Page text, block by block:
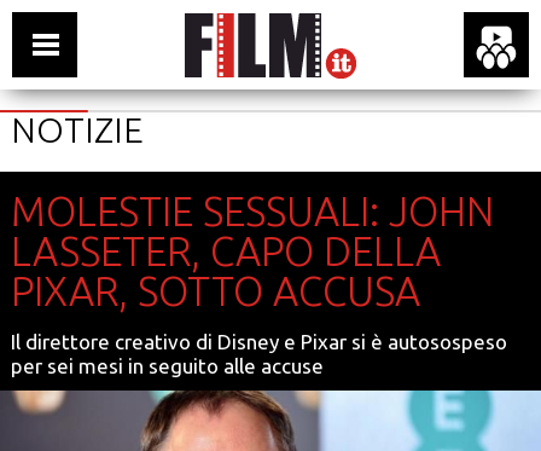
NOTIZIE
MOLESTIE SESSUALI: JOHN
LASSETER, CAPO DELLA
PIXAR, SOTTO ACCUSA
Il direttore creativo di Disney e Pixar si è autosospeso
per sei mesi in seguito alle accuse